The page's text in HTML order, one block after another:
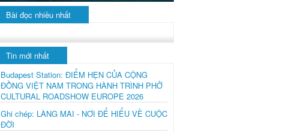
Bài đọc nhiều nhất
Tin mới nhất
Budapest Station: ĐIỂM HẸN CỦA CỘNG
ĐỒNG VIỆT NAM TRONG HÀNH TRÌNH PHỞ
CULTURAL ROADSHOW EUROPE 2026
Ghi chép: LÀNG MAI - NƠI ĐỂ HIỂU VỀ CUỘC
ĐỜI